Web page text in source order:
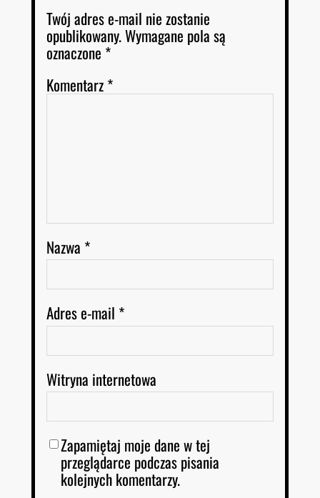
Twój adres e-mail nie zostanie
opublikowany.Wymagane pola są
oznaczone *
Komentarz*
Nazwa *
Adres e-mail *
Witryna internetowa
Zapamiętaj moje dane w tej
przeglądarce podczas pisania
kolejnych komentarzy.